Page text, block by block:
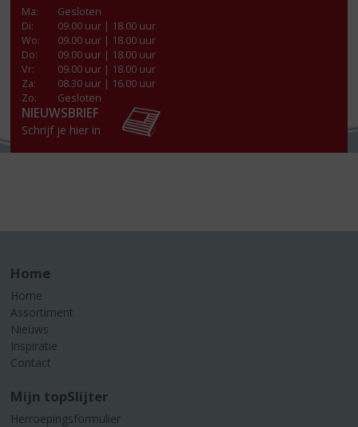
Ma:
Gesloten
Di:
09.00 uur | 18.00 uur
Wo:
09.00 uur | 18.00 uur
Do:
09.00 uur | 18.00 uur
Vr:
09.00 uur | 18.00 uur
Za:
08.30 uur | 16.00 uur
Zo:
Gesloten
NIEUWSBRIEF
Schrijf je hier in
Home
Home
Assortiment
Nieuws
Inspiratie
Contact
Mijn topSlijter
Herroepingsformulier